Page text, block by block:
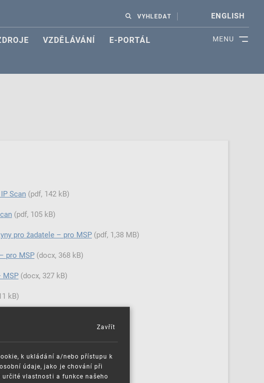
MENU
VYHLEDAT ENGLISH
VZDĚLÁVÁNÍ E-PORTÁL
Scan (pdf, 142 kB)
(pdf, 105 kB)
pro žadatele –⁠⁠⁠⁠⁠⁠ pro MSP (pdf, 1,38 MB)
pro MSP (docx, 368 kB)
MSP (docx, 327 kB)
kB)
282 kB)
služby IP Scan (docx, 30 kB)
k ukládání a/nebo přístupu k
údaje, jako je chování při
vlastnosti a funkce našeho
Zavřít